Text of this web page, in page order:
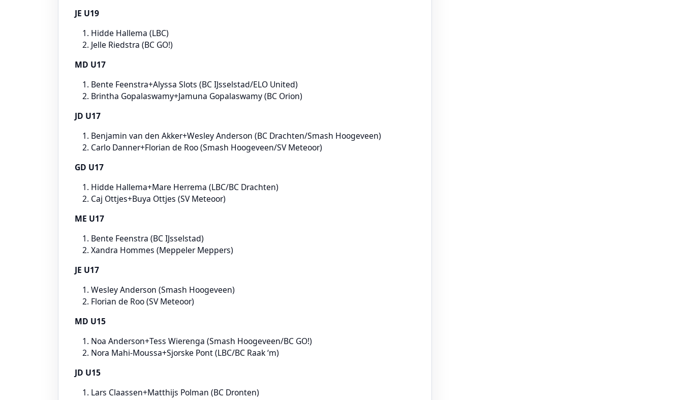
JE U19
Hidde Hallema (LBC)
Jelle Riedstra (BC GO!)
MD U17
Bente Feenstra+Alyssa Slots (BC IJsselstad/ELO United)
Brintha Gopalaswamy+Jamuna Gopalaswamy (BC Orion)
JD U17
Benjamin van den Akker+Wesley Anderson (BC Drachten/Smash Hoogeveen)
Carlo Danner+Florian de Roo (Smash Hoogeveen/SV Meteoor)
GD U17
Hidde Hallema+Mare Herrema (LBC/BC Drachten)
Caj Ottjes+Buya Ottjes (SV Meteoor)
ME U17
Bente Feenstra (BC IJsselstad)
Xandra Hommes (Meppeler Meppers)
JE U17
Wesley Anderson (Smash Hoogeveen)
Florian de Roo (SV Meteoor)
MD U15
Noa Anderson+Tess Wierenga (Smash Hoogeveen/BC GO!)
Nora Mahi-Moussa+Sjorske Pont (LBC/BC Raak ‘m)
JD U15
Lars Claassen+Matthijs Polman (BC Dronten)